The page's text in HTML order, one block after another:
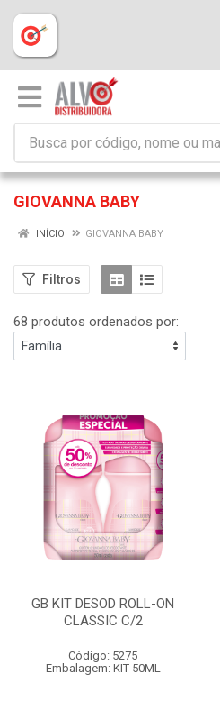
GIOVANNA BABY
INÍCIO GIOVANNA BABY
Filtros
68 produtos ordenados por:
GB KIT DESOD ROLL-ON
CLASSIC C/2
Código: 5275
Embalagem: KIT 50ML